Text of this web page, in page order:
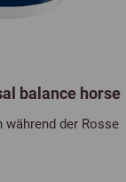
balance horse
der Rosse